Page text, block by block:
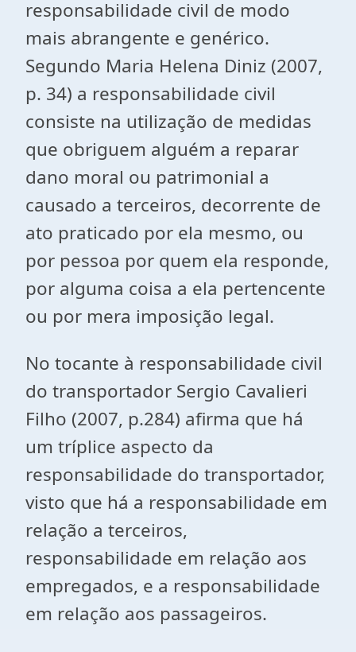
responsabilidade civil de modo
mais abrangente e genérico.
Segundo Maria Helena Diniz (2007,
p. 34) a responsabilidade civil
consiste na utilização de medidas
que obriguem alguém a reparar
dano moral ou patrimonial a
causado a terceiros, decorrente de
ato praticado por ela mesmo, ou
por pessoa por quem ela responde,
por alguma coisa a ela pertencente
ou por mera imposição legal.
No tocante à responsabilidade civil
do transportador Sergio Cavalieri
Filho (2007, p.284) afirma que há
um tríplice aspecto da
responsabilidade do transportador,
visto que há a responsabilidade em
relação a terceiros,
responsabilidade em relação aos
empregados, e a responsabilidade
em relação aos passageiros.